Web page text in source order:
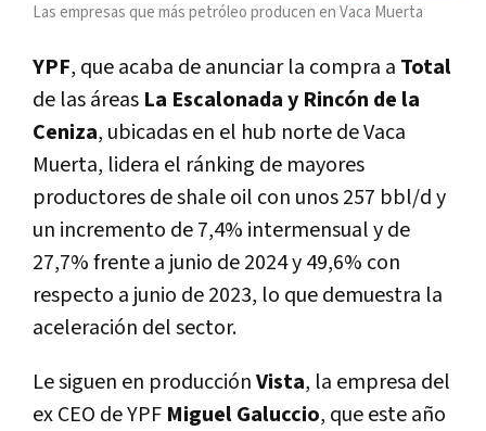
Las empresas que más petróleo producen en Vaca Muerta
YPF, que acaba de anunciar la compra a Total
de las áreas La Escalonada y Rincón de la
Ceniza, ubicadas en el hub norte de Vaca
Muerta, lidera el ránking de mayores
productores de shale oil con unos 257 bbl/d y
un incremento de 7,4% intermensual y de
27,7% frente a junio de 2024 y 49,6% con
respecto a junio de 2023, lo que demuestra la
aceleración del sector.
Le siguen en producciónVista, la empresa del
ex CEO de YPF Miguel Galuccio, que este año